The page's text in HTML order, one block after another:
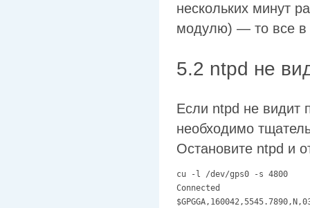
нескольких минут
модулю) — то все в
5.2 ntpd не
Если ntpd не видит
необходимо
Остановите ntpd и
cu -l /dev/gps0 -s 4800
Connected